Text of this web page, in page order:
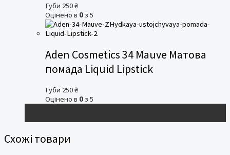
Губи 250₴
Оцінено в 0 з 5
Aden Cosmetics 34 Mauve Матова
помада Liquid Lipstick
Губи 250₴
Оцінено в 0 з 5
Схожі товари